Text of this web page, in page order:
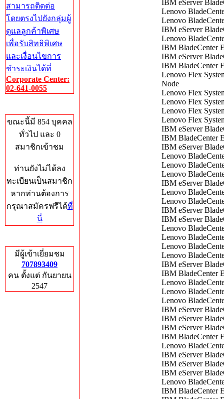
สามารถติดต่อ
โดยตรงไปยังกลุ่มผู้
ดูแลลูกค้าพิเศษ
เพื่อรับสิทธิพิเศษ
และเงื่อนไขการ
ชำระเงินได้ที่
Corporate Center:
02-641-0055
ขณะนี้มี 854 บุคคล
ทั่วไป และ 0
สมาชิกเข้าชม
ท่านยังไม่ได้ลง
ทะเบียนเป็นสมาชิก
หากท่านต้องการ
กรุณาสมัครฟรีได้ที่
นี่
มีผู้เข้าเยี่ยมชม
707893409
คน ตั้งแต่ กันยายน
2547
IBM eServer
Lenovo
Lenovo
IBM eServer
Lenovo
IBM BladeCenter
IBM eServer
IBM BladeCenter
Lenovo Flex
Node
Lenovo Flex
Lenovo Flex
Lenovo Flex
Lenovo Flex
IBM eServer
IBM BladeCenter
IBM eServer
Lenovo
Lenovo
Lenovo
IBM eServer
Lenovo
Lenovo
IBM eServer
IBM eServer
Lenovo
Lenovo
Lenovo
Lenovo
IBM eServer
IBM BladeCenter
Lenovo
Lenovo
Lenovo
IBM eServer
IBM eServer
IBM eServer
IBM BladeCenter
Lenovo
IBM eServer
IBM eServer
IBM eServer
Lenovo
IBM BladeCenter